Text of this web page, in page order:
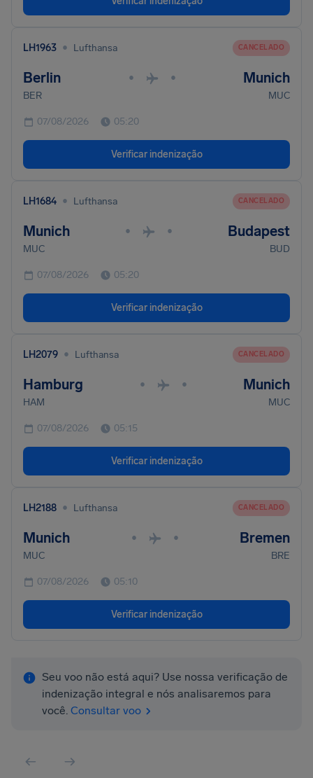
LH1963 • Lufthansa CANCELADO
Berlin • • Munich
BER MUC
07/08/2026 05:20
Verificar indenização
LH1684 • Lufthansa CANCELADO
Munich • • Budapest
MUC BUD
07/08/2026 05:20
Verificar indenização
LH2079 • Lufthansa CANCELADO
Hamburg • • Munich
HAM MUC
07/08/2026 05:15
Verificar indenização
LH2188 • Lufthansa CANCELADO
Munich • • Bremen
MUC BRE
07/08/2026 05:10
Verificar indenização
Seu voo não está aqui? Use nossa verificação de
indenização integral e nós analisaremos para
você. Consultar voo